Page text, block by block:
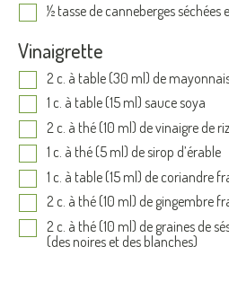
½ tasse de canneberges séchées
Vinaigrette
2 c. à table (30 ml) de
1 c. à table (15 ml) sauce soya
2 c. à thé (10 ml) de vinaigre de riz
1 c. à thé (5 ml) de sirop d’érable
1 c. à table (15 ml) de coriandre
2 c. à thé (10 ml) de gingembre
2 c. à thé (10 ml) de graines de
(des noires et des blanches)